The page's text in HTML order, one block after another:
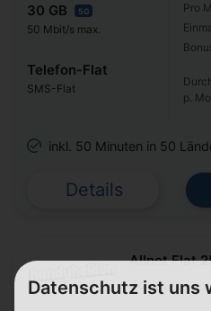
30 GB 5G
50 Mbit/s max.
Telefon-Flat
SMS-Flat
Pro
p.
inkl. 50 Minuten in 50
Details
Allnet Flat
24 Monate
Datenschutz ist uns